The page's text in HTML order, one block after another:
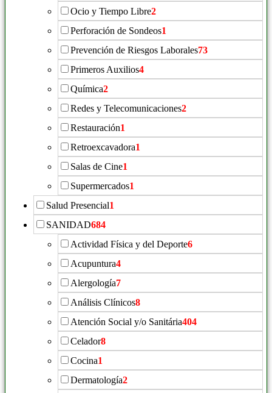
Ocio y Tiempo Libre2
Perforación de Sondeos1
Prevención de Riesgos Laborales73
Primeros Auxilios4
Química2
Redes y Telecomunicaciones2
Restauración1
Retroexcavadora1
Salas de Cine1
Supermercados1
Salud Presencial1
SANIDAD684
Actividad Física y del Deporte6
Acupuntura4
Alergología7
Análisis Clínicos8
Atención Social y/o Sanitária404
Celador8
Cocina1
Dermatología2